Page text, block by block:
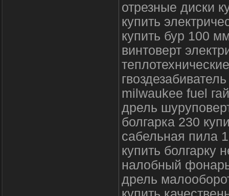
отрезные диски
купить
купить бур 100
винтоверт
milwaukee fuel
дрель
болгарка 230
сабельная пила
купить болгарку
налобный
дрель